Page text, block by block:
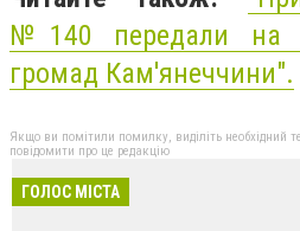
№140 передали на
громад Кам'янеччини".
Якщо ви помітили помилку, виділіть необхідний
повідомити про це редакцію
ГОЛОС МІСТА